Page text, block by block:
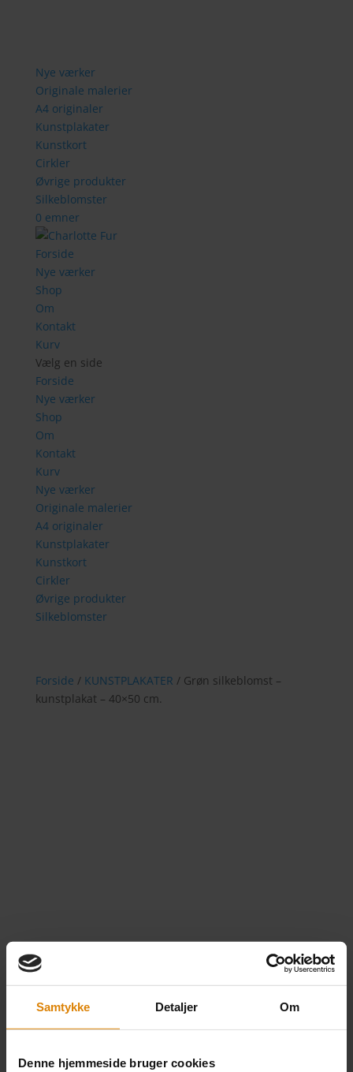
Samtykke Detaljer Om
Denne hjemmeside bruger cookies
Nye værker
Originale malerier
A4 originaler
Kunstplakater
Kunstkort
Cirkler
Øvrige produkter
Silkeblomster
0 emner
Forside
Nye værker
Shop
Om
Kontakt
Kurv
Vælg en side
Forside
Nye værker
Shop
Om
Kontakt
Kurv
Nye værker
Originale malerier
A4 originaler
Kunstplakater
Kunstkort
Cirkler
Øvrige produkter
Silkeblomster
Forside / KUNSTPLAKATER / Grøn silkeblomst –
kunstplakat – 40×50 cm.